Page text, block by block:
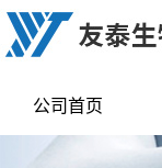
公司首页